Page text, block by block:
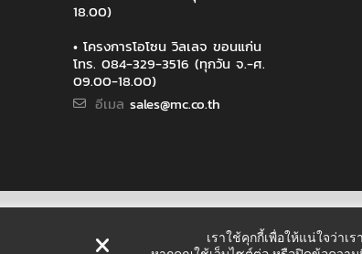
18.00)
• โครงการโอโซน วิลเลจ ขอนแก่น
โทร. 084-329-3516 (ทุกวัน จ.-ศ.
09.00-18.00)
อีเมลsales@mc.co.th
เราใช้คุกกี้เพื่อให้แน่ใจว่า